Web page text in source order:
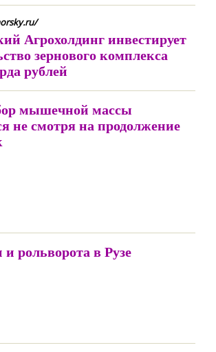
Агрохолдинг инвестирует
зернового комплекса
рублей
мышечной массы
не смотря на продолжение
рольворота в Рузе